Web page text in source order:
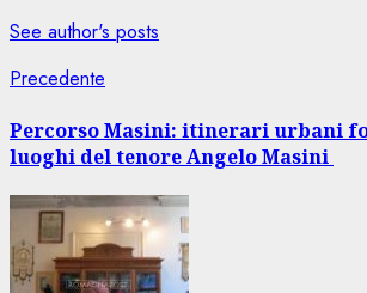
See author's posts
Navigazione
articolo
Precedente
Percorso Masini: itinerari urbani
luoghi del tenore Angelo Masini